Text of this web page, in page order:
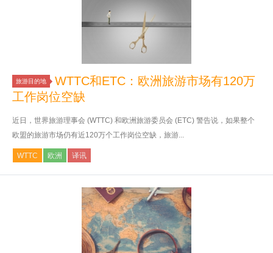
旅游目的地
WTTC和ETC：欧洲旅游市场有120万
工作岗位空缺
近日，世界旅游理事会 (WTTC) 和欧洲旅游委员会 (ETC) 警告说，如果整个
欧盟的旅游市场仍有近120万个工作岗位空缺，旅游...
WTTC 欧洲 译讯